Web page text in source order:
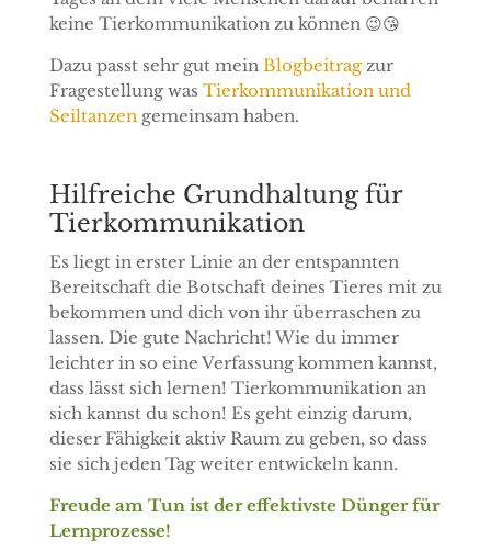
keine Tierkommunikation zu können 😉😘
Dazu passt sehr gut mein Blogbeitragzur
Fragestellung was Tierkommunikation und
Seiltanzengemeinsam haben.
Hilfreiche Grundhaltung für
Tierkommunikation
Es liegt in erster Linie an der entspannten
Bereitschaft die Botschaft deines Tieres mit zu
bekommen und dich von ihr überraschen zu
lassen. Die gute Nachricht! Wie du immer
leichter in so eine Verfassung kommen kannst,
dass lässt sich lernen! Tierkommunikation an
sich kannst du schon! Es geht einzig darum,
dieser Fähigkeit aktiv Raum zu geben, so dass
sie sich jeden Tag weiter entwickeln kann.
Freude am Tun ist der effektivste Dünger für
Lernprozesse!